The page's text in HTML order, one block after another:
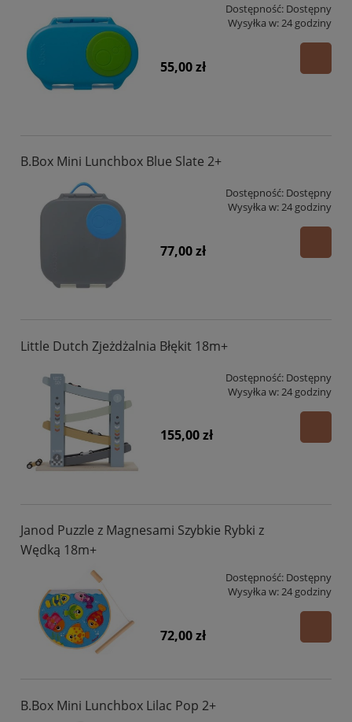
Dostępność: Dostępny
Wysyłka w:24 godziny
55,00 zł
B.Box Mini Lunchbox Blue Slate 2+
Dostępność: Dostępny
Wysyłka w:24 godziny
77,00 zł
Little Dutch Zjeżdżalnia Błękit 18m+
Dostępność: Dostępny
Wysyłka w:24 godziny
155,00 zł
Janod Puzzle z Magnesami Szybkie Rybki z
Wędką 18m+
Dostępność: Dostępny
Wysyłka w:24 godziny
72,00 zł
B.Box Mini Lunchbox Lilac Pop 2+